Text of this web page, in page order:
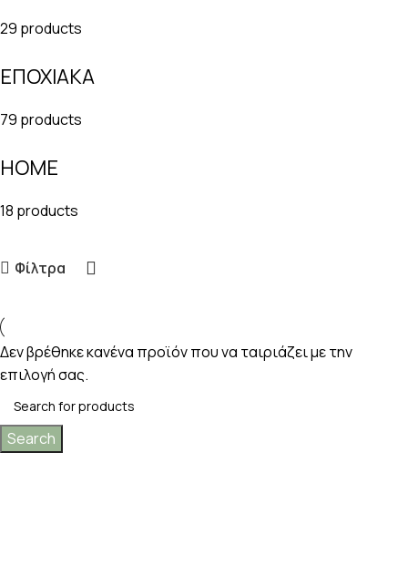
29 products
ΕΠΟΧΙΑΚΑ
79 products
HOME
18 products
Φίλτρα
Δεν βρέθηκε κανένα προϊόν που να ταιριάζει με την
επιλογή σας.
Search